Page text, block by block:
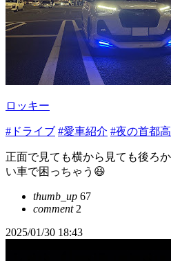
ロッキー
#ドライブ #愛車紹介 #夜の首都高
正面で見ても横から見ても後ろ
い車で困っちゃう😆
thumb_up 67
comment2
2025/01/30 18:43